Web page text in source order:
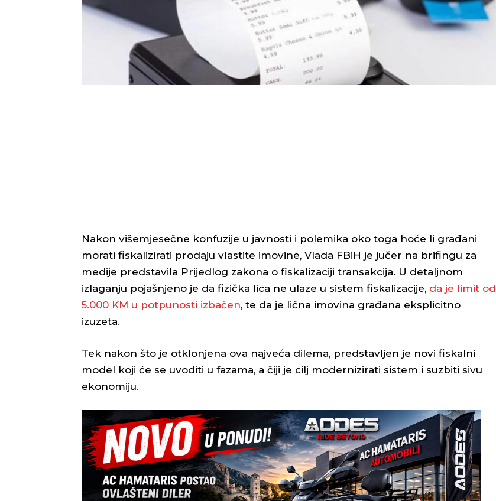
Nakon višemjesečne konfuzije u javnosti i polemika oko toga hoće li građani
morati fiskalizirati prodaju vlastite imovine, Vlada FBiH je jučer na brifingu za
medije predstavila Prijedlog zakona o fiskalizaciji transakcija. U detaljnom
izlaganju pojašnjeno je da fizička lica ne ulaze u sistem fiskalizacije, da je limit od
5.000 KM u potpunosti izbačen, te da je lična imovina građana eksplicitno
izuzeta.
Tek nakon što je otklonjena ova najveća dilema, predstavljen je novi fiskalni
model koji će se uvoditi u fazama, a čiji je cilj modernizirati sistem i suzbiti sivu
ekonomiju.